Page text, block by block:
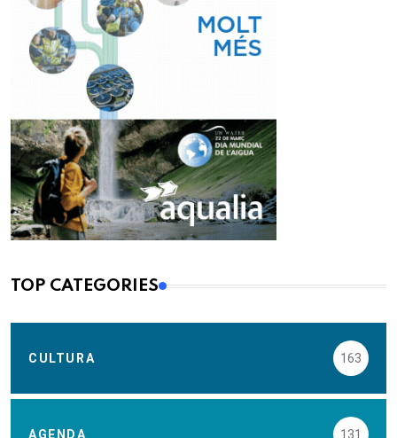
TOP CATEGORIES
CULTURA 163
AGENDA 131